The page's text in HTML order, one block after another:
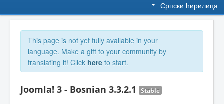
Српски ћирилица
This page is not yet fully available in your
language. Make a gift to your community by
translating it! Click here to start.
Joomla! 3 - Bosnian 3.3.2.1 Stable